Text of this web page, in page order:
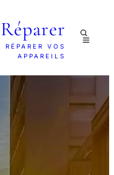
RÉPARER VOS
APPAREILS